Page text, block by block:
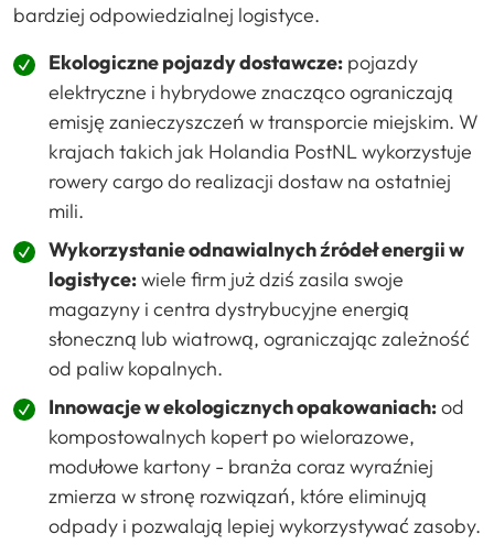
bardziej odpowiedzialnej logistyce.
Ekologiczne pojazdy dostawcze: pojazdy
elektryczne i hybrydowe znacząco ograniczają
emisję zanieczyszczeń w transporcie miejskim. W
krajach takich jak Holandia PostNL wykorzystuje
rowery cargo do realizacji dostaw na ostatniej
mili.
Wykorzystanie odnawialnych źródeł energii w
logistyce:wiele firm już dziś zasila swoje
magazyny i centra dystrybucyjne energią
słoneczną lub wiatrową, ograniczając zależność
od paliw kopalnych.
Innowacje w ekologicznych opakowaniach:od
kompostowalnych kopert po wielorazowe,
modułowe kartony - branża coraz wyraźniej
zmierza w stronę rozwiązań, które eliminują
odpady i pozwalają lepiej wykorzystywać zasoby.